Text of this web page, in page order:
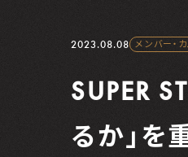
2023.08.08 メンバー・
SUPER
るか」